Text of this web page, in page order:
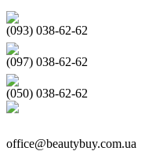
(093) 038-62-62
(097) 038-62-62
(050) 038-62-62
office@beautybuy.com.ua